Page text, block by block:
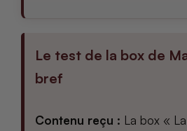
Le test de la box de
bref
Contenu reçu : La box «